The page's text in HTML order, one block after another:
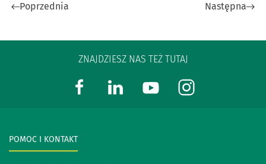
Poprzednia Następna
ZNAJDZIESZ NAS TEŻ TUTAJ
POMOC I KONTAKT